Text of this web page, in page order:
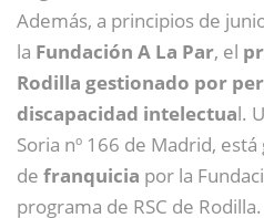
Además, a principios de
la Fundación A La Par, el
Rodilla gestionado por
discapacidad intelectual.
Soria nº 166 de Madrid,
de franquicia por la
programa de RSC de Rodilla.